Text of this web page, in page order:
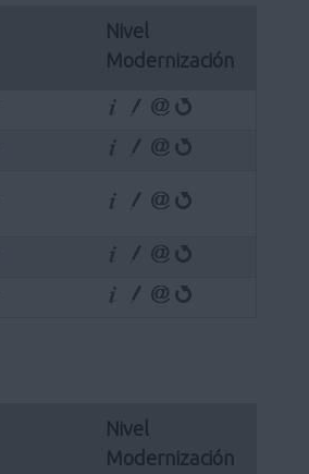
Nivel
Modernización
Nivel
Modernización